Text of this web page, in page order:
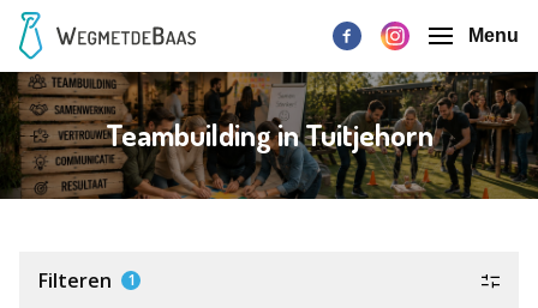
Menu
Teambuilding in Tuitjehorn
Filteren 1